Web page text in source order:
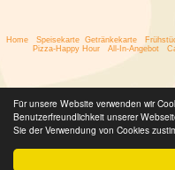
Für unsere Website verwenden wir
Benutzerfreundlichkeit unserer
Sie der Verwendung von Cookies
Home Speisekarte Getränkekarte
Pizza-Happy Hour
All-In-Angebot